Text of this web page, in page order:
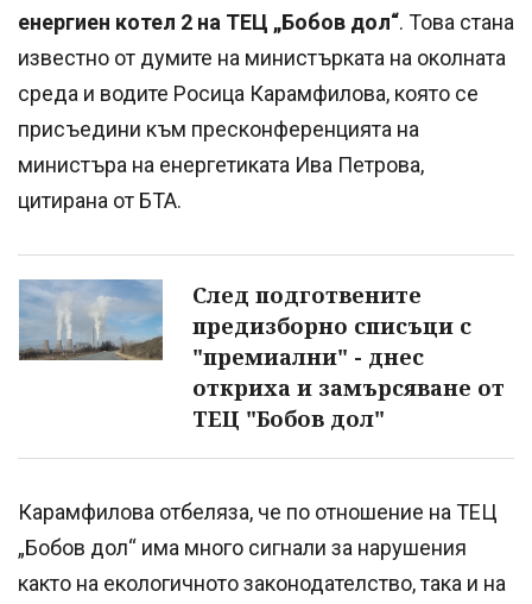
енергиен котел 2 на ТЕЦ „Бобов дол“. Това стана
известно от думите на министърката на околната
среда и водите Росица Карамфилова, която се
присъедини към пресконференцията на
министъра на енергетиката Ива Петрова,
цитирана от БТА.
След подготвените
предизборно списъци с
"премиални" - днес
откриха и замърсяване от
ТЕЦ "Бобов дол"
Карамфилова отбеляза, че по отношение на ТЕЦ
„Бобов дол“ има много сигнали за нарушения
както на екологичното законодателство, така и на